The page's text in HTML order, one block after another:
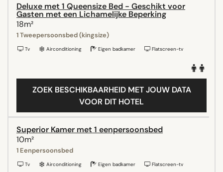
Deluxe met 1 Queensize Bed - Geschikt voor
Gasten met een Lichamelijke Beperking
18m²
1 Tweepersoonsbed (kingsize)
Tv Airconditioning Eigen badkamer Flatscreen-tv
ZOEK BESCHIKBAARHEID MET JOUW DATA
VOOR DIT HOTEL
Superior Kamer met 1 eenpersoonsbed
10m²
1 Eenpersoonsbed
Tv Airconditioning Eigen badkamer Flatscreen-tv